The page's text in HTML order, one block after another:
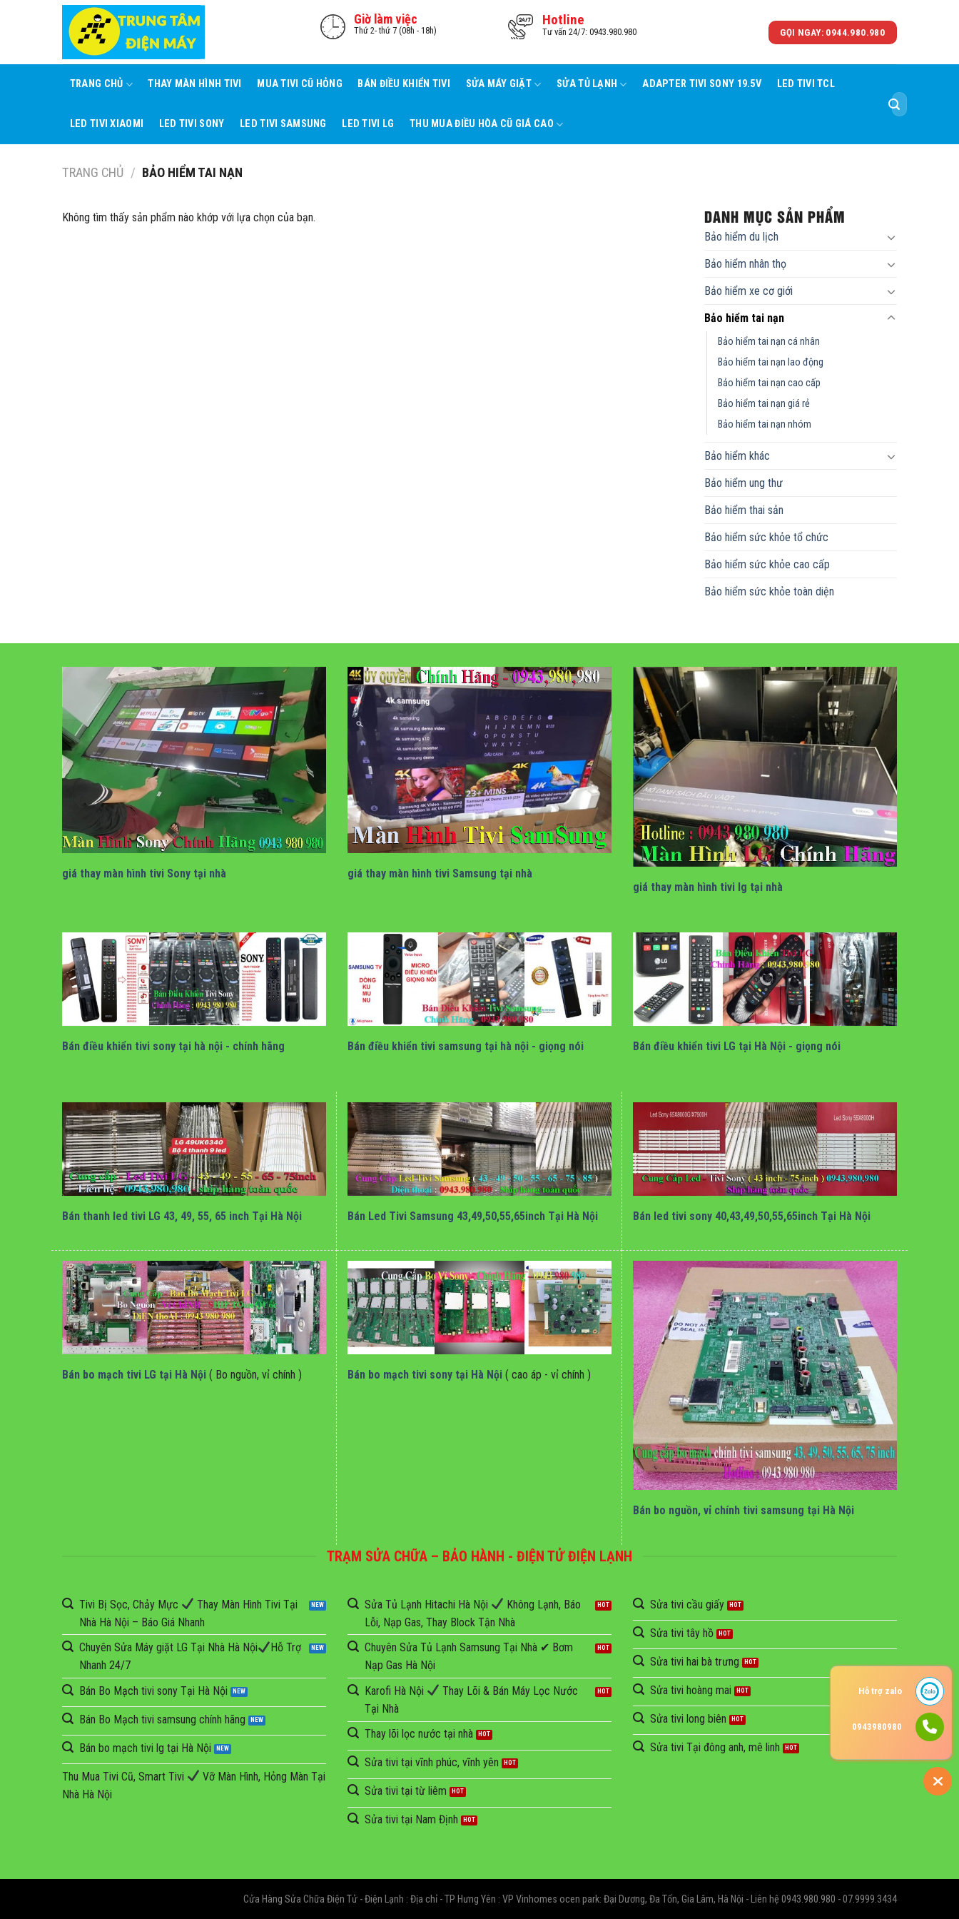
Giờ làm việc
Thứ 2- thứ 7 (08h - 18h)
Hotline
Tư vấn 24/7: 0943.980.980 GỌI NGAY: 0944.980.980
TRANG CHỦ THAY MÀN HÌNH TIVI MUA TIVI CŨ HỎNG BÁN ĐIỀU KHIỂN TIVI SỬA MÁY GIẶT SỬA TỦ LẠNH ADAPTER TIVI SONY 19.5V LED TIVI TCL
LED TIVI XIAOMI LED TIVI SONY LED TIVI SAMSUNG LED TIVI LG THU MUA ĐIỀU HÒA CŨ GIÁ CAO
Tìm
kiếm:
TRANG CHỦ / BẢO HIỂM TAI NẠN
Không tìm thấy sản phẩm nào khớp với lựa chọn của bạn. DANH MỤC SẢN PHẨM
Bảo hiểm du lịch
Bảo hiểm nhân thọ
Bảo hiểm xe cơ giới
Bảo hiểm tai nạn
Bảo hiểm tai nạn cá nhân
Bảo hiểm tai nạn lao động
Bảo hiểm tai nạn cao cấp
Bảo hiểm tai nạn giá rẻ
Bảo hiểm tai nạn nhóm
Bảo hiểm khác
Bảo hiểm ung thư
Bảo hiểm thai sản
Bảo hiểm sức khỏe tổ chức
Bảo hiểm sức khỏe cao cấp
Bảo hiểm sức khỏe toàn diện
giá thay màn hình tivi Sony tại nhà giá thay màn hình tivi Samsung tại nhà
giá thay màn hình tivi lg tại nhà
Bán điều khiển tivi sony tại hà nội - chính hãng Bán điều khiển tivi samsung tại hà nội - giọng nói Bán điều khiển tivi LG tại Hà Nội - giọng nói
Bán thanh led tivi LG 43, 49, 55, 65 inch Tại Hà Nội Bán Led Tivi Samsung 43,49,50,55,65inch Tại Hà Nội Bán led tivi sony 40,43,49,50,55,65inch Tại Hà Nội
Bán bo mạch tivi LG tại Hà Nội ( Bo nguồn, vỉ chính ) Bán bo mạch tivi sony tại Hà Nội ( cao áp - vỉ chính )
Bán bo nguồn, vỉ chính tivi samsung tại Hà Nội
TRẠM SỬA CHỮA – BẢO HÀNH - ĐIỆN TỬ ĐIỆN LẠNH
Tivi Bị Sọc, Chảy Mực
Thay Màn Hình Tivi Tại
Nhà Hà Nội – Báo Giá Nhanh
Chuyên Sửa Máy giặt LG Tại Nhà Hà Nội
Hỗ Trợ
Nhanh 24/7
Bán Bo Mạch tivi sony Tại Hà Nội
Bán Bo Mạch tivi samsung chính hãng
Bán bo mạch tivi lg tại Hà Nội
Thu Mua Tivi Cũ, Smart Tivi
Vỡ Màn Hình, Hỏng Màn Tại
Nhà Hà Nội
Sửa Tủ Lạnh Hitachi Hà Nội
Không Lạnh, Báo
Lỗi, Nạp Gas, Thay Block Tận Nhà
Chuyên Sửa Tủ Lạnh Samsung Tại Nhà ✔ Bơm
Nạp Gas Hà Nội
Karofi Hà Nội
Thay Lõi & Bán Máy Lọc Nước
Tại Nhà
Thay lõi lọc nước tại nhà
Sửa tivi tại vĩnh phúc, vĩnh yên
Sửa tivi tại từ liêm
Sửa tivi tại Nam Định
Sửa tivi cầu giấy
Sửa tivi tây hồ
Sửa tivi hai bà trưng
Sửa tivi hoàng mai
Sửa tivi long biên
Sửa tivi Tại đông anh, mê linh
Cửa Hàng Sửa Chữa Điện Tử - Điện Lạnh : Địa chỉ - TP Hưng Yên : VP Vinhomes ocen park: Đại Dương, Đa Tốn, Gia Lâm, Hà Nội - Liên hệ 0943.980.980 - 07.9999.3434
Hỗ trợ zalo
0943980980